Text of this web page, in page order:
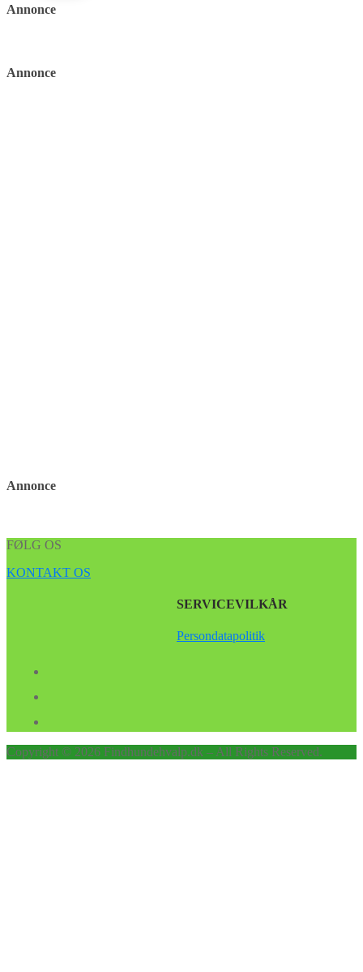
Annonce
Annonce
Annonce
FØLG OS
KONTAKT OS
SERVICEVILKÅR
Persondatapolitik
Copyright © 2026 Findhundehvalp.dk – All Rights Reserved.